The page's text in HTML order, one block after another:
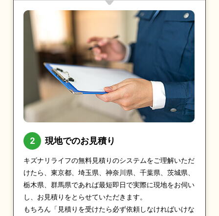
現地でのお見積り
キズナリライフの無料見積りのシステムをご理解いただ
けたら、東京都、埼玉県、神奈川県、千葉県、茨城県、
栃木県、群馬県であれば最短即日で実際に現地をお伺い
し、お見積りをとらせていただきます。
もちろん「見積りを受けたら必ず依頼しなければいけな